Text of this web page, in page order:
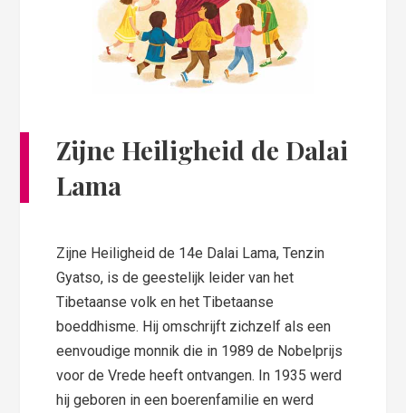
Zijne Heiligheid de Dalai
Lama
Zijne Heiligheid de 14e Dalai Lama, Tenzin
Gyatso, is de geestelijk leider van het
Tibetaanse volk en het Tibetaanse
boeddhisme. Hij omschrijft zichzelf als een
eenvoudige monnik die in 1989 de Nobelprijs
voor de Vrede heeft ontvangen. In 1935 werd
hij geboren in een boerenfamilie en werd